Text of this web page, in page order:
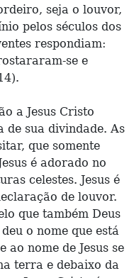
seja o louvor,
pelos séculos dos
respondiam:
se e
a Jesus Cristo
de sua divindade. As
que somente
é adorado no
celestes. Jesus é
de louvor.
que também Deus
o nome que está
ao nome de Jesus se
terra e debaixo da